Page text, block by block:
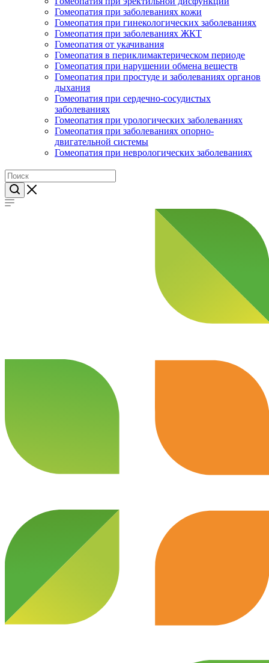
Гомеопатия при заболеваниях кожи
Гомеопатия при гинекологических заболеваниях
Гомеопатия при заболеваниях ЖКТ
Гомеопатия от укачивания
Гомеопатия в периклимактерическом периоде
Гомеопатия при нарушении обмена веществ
Гомеопатия при простуде и заболеваниях органов
дыхания
Гомеопатия при сердечно-сосудистых
заболеваниях
Гомеопатия при урологических заболеваниях
Гомеопатия при заболеваниях опорно-
двигательной системы
Гомеопатия при неврологических заболеваниях